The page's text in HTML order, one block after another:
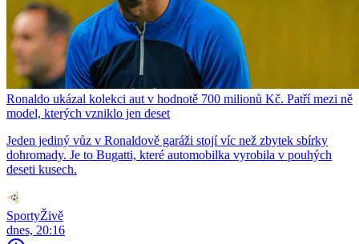
Ronaldo ukázal kolekci aut v hodnotě 700 milionů Kč. Patří mezi ně
model, kterých vzniklo jen deset
Jeden jediný vůz v Ronaldově garáži stojí víc než zbytek sbírky
dohromady. Je to Bugatti, které automobilka vyrobila v pouhých
deseti kusech.
SportyŽivě
dnes, 20:16